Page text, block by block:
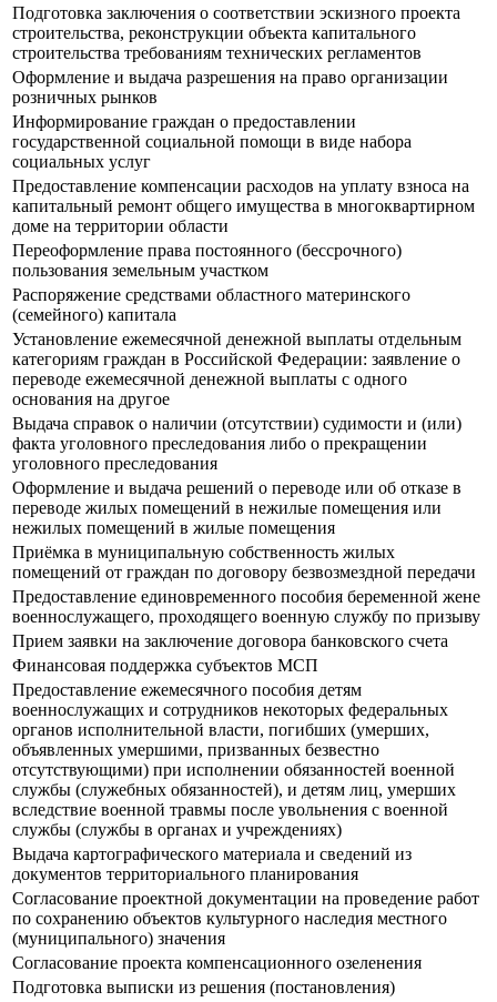
Подготовка заключения о соответствии эскизного проекта
строительства, реконструкции объекта капитального
строительства требованиям технических регламентов
Оформление и выдача разрешения на право организации
розничных рынков
Информирование граждан о предоставлении
государственной социальной помощи в виде набора
социальных услуг
Предоставление компенсации расходов на уплату взноса на
капитальный ремонт общего имущества в многоквартирном
доме на территории области
Переоформление права постоянного (бессрочного)
пользования земельным участком
Распоряжение средствами областного материнского
(семейного) капитала
Установление ежемесячной денежной выплаты отдельным
категориям граждан в Российской Федерации: заявление о
переводе ежемесячной денежной выплаты с одного
основания на другое
Выдача справок о наличии (отсутствии) судимости и (или)
факта уголовного преследования либо о прекращении
уголовного преследования
Оформление и выдача решений о переводе или об отказе в
переводе жилых помещений в нежилые помещения или
нежилых помещений в жилые помещения
Приёмка в муниципальную собственность жилых
помещений от граждан по договору безвозмездной передачи
Предоставление единовременного пособия беременной жене
военнослужащего, проходящего военную службу по призыву
Прием заявки на заключение договора банковского счета
Финансовая поддержка субъектов МСП
Предоставление ежемесячного пособия детям
военнослужащих и сотрудников некоторых федеральных
органов исполнительной власти, погибших (умерших,
объявленных умершими, призванных безвестно
отсутствующими) при исполнении обязанностей военной
службы (служебных обязанностей), и детям лиц, умерших
вследствие военной травмы после увольнения с военной
службы (службы в органах и учреждениях)
Выдача картографического материала и сведений из
документов территориального планирования
Согласование проектной документации на проведение работ
по сохранению объектов культурного наследия местного
(муниципального) значения
Согласование проекта компенсационного озеленения
Подготовка выписки из решения (постановления)